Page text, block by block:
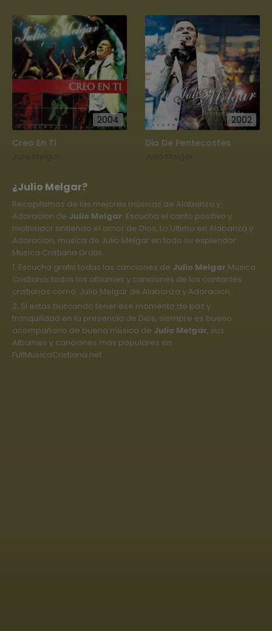
2004
Creo En Ti
2002
Dia De Pentecostes
¿Julio Melgar?
Recopilamos de las mejores músicas de Alabanza y
Adoracion de Julio Melgar. Escucha el canto positivo y
motivador sintiendo el amor de Dios, Lo Ultimo en Alabanza y
Adoracion, musica de Julio Melgar en todo su esplendor
Musica Cristiana Gratis.
1. Escucha gratis todas las canciones de Julio Melgar Musica
Cristiana, todos los albumes y canciones de los cantantes
cristianos como: Julio Melgar de Alabanza y Adoracion.
2. Si estas buscando tener ese momento de paz y
tranquilidad en la presencia de Dios, siempre es bueno
acompañarlo de buena música de Julio Melgar, sus
Albumes y canciones mas populares en
FullMusicaCristiana.net